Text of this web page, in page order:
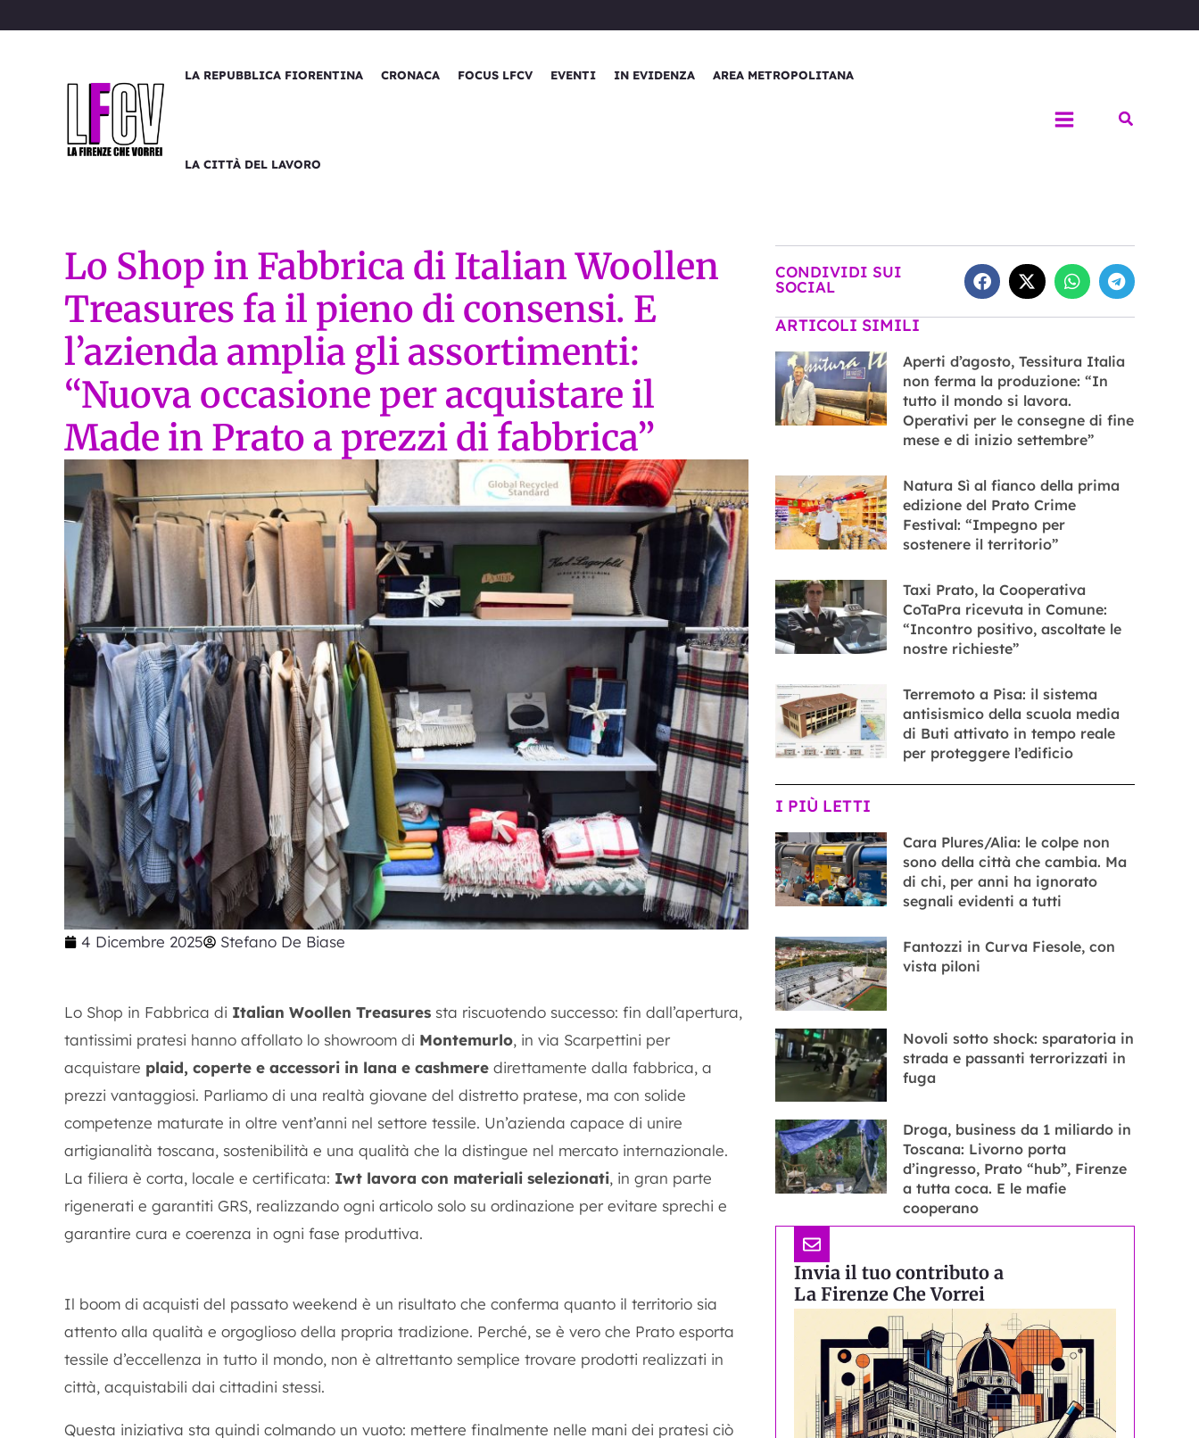
al
LA REPUBBLICA FIORENTINA CRONACA FOCUS LFCV EVENTI IN EVIDENZA AREA METROPOLITANA
LA CITTÀ DEL LAVORO
Cerca
Lo Shop in Fabbrica di Italian Woollen
Treasures fa il pieno di consensi. E
l’azienda amplia gli assortimenti:
“Nuova occasione per acquistare il
Made in Prato a prezzi di fabbrica”
4 Dicembre 2025 Stefano De Biase
Lo Shop in Fabbrica di Italian Woollen Treasures sta riscuotendo successo: fin dall’apertura,
tantissimi pratesi hanno affollato lo showroom di Montemurlo, in via Scarpettini per
acquistare plaid, coperte e accessori in lana e cashmere direttamente dalla fabbrica, a
prezzi vantaggiosi. Parliamo di una realtà giovane del distretto pratese, ma con solide
competenze maturate in oltre vent’anni nel settore tessile. Un’azienda capace di unire
artigianalità toscana, sostenibilità e una qualità che la distingue nel mercato internazionale.
La filiera è corta, locale e certificata: Iwt lavora con materiali selezionati, in gran parte
rigenerati e garantiti GRS, realizzando ogni articolo solo su ordinazione per evitare sprechi e
garantire cura e coerenza in ogni fase produttiva.
Il boom di acquisti del passato weekend è un risultato che conferma quanto il territorio sia
attento alla qualità e orgoglioso della propria tradizione. Perché, se è vero che Prato esporta
tessile d’eccellenza in tutto il mondo, non è altrettanto semplice trovare prodotti realizzati in
città, acquistabili dai cittadini stessi.
Questa iniziativa sta quindi colmando un vuoto: mettere finalmente nelle mani dei pratesi ciò
CONDIVIDI SUI
SOCIAL
ARTICOLI SIMILI
Aperti d’agosto, Tessitura Italia
non ferma la produzione: “In
tutto il mondo si lavora.
Operativi per le consegne di fine
mese e di inizio settembre”
Natura Sì al fianco della prima
edizione del Prato Crime
Festival: “Impegno per
sostenere il territorio”
Taxi Prato, la Cooperativa
CoTaPra ricevuta in Comune:
“Incontro positivo, ascoltate le
nostre richieste”
Terremoto a Pisa: il sistema
antisismico della scuola media
di Buti attivato in tempo reale
per proteggere l’edificio
I PIÙ LETTI
Cara Plures/Alia: le colpe non
sono della città che cambia. Ma
di chi, per anni ha ignorato
segnali evidenti a tutti
Fantozzi in Curva Fiesole, con
vista piloni
Novoli sotto shock: sparatoria in
strada e passanti terrorizzati in
fuga
Droga, business da 1 miliardo in
Toscana: Livorno porta
d’ingresso, Prato “hub”, Firenze
a tutta coca. E le mafie
cooperano
Invia il tuo contributo a
La Firenze Che Vorrei